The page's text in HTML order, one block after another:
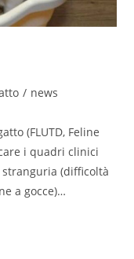
/ news
(FLUTD, Feline
i quadri clinici
(difficoltà
a gocce)…